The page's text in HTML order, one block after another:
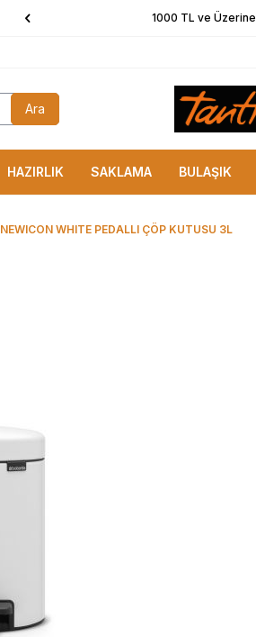
1000 TL ve Üzerine
Ara
HAZIRLIK SAKLAMA BULAŞIK
NEWICON WHITE PEDALLI ÇÖP KUTUSU 3L